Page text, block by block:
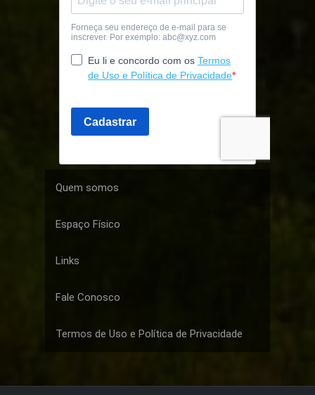
Quem somos
Espaço Físico
Links
Fale Conosco
Termos de Uso e Política de Privacidade